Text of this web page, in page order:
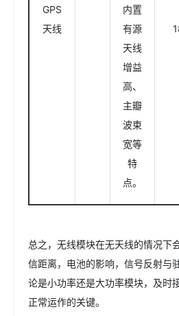
GPS
天线
内置
有源
天线
增益
高、
主瓣
波束
宽等
特
点。
总之，无线模块在无天线的情况下
信距离，电池的影响，信号反射与
论是小功率还是大功率模块，及时
正常运作的关键。